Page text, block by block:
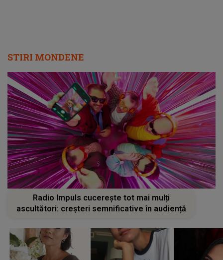
STIRI MONDENE
Radio Impuls cucerește tot mai mulți
ascultători: creșteri semnificative în audiență